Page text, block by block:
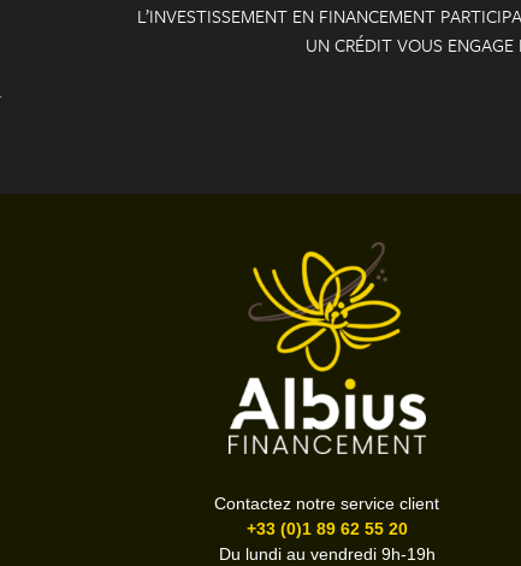
L’INVESTISSEMENT EN FINANCEMENT
UN CRÉDIT VOUS
Contactez notre service client
+33 (0)1 89 62 55 20
Du lundi au vendredi 9h-19h